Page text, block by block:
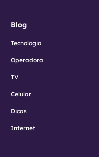
Blog
Tecnologia
Operadora
TV
Celular
Dicas
Internet